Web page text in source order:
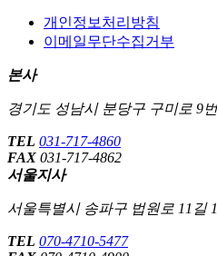
개인정보처리방침
이메일무단수집거부
본사
경기도 성남시 분당구 구미로 9
TEL 031-717-4860
FAX 031-717-4862
서울지사
서울특별시 송파구 법원로 11길
TEL 070-4710-5477